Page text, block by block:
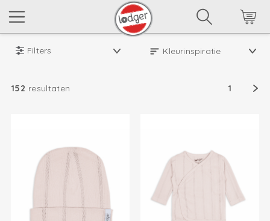
Filters
152 resultaten 1